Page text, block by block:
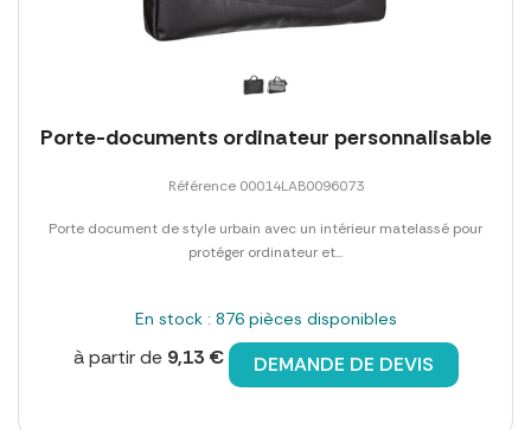
Porte-documents ordinateur personnalisable
Référence 00014LAB0096073
Porte document de style urbain avec un intérieur matelassé pour
protéger ordinateur et...
En stock : 876 pièces disponibles
à partir de 9,13 € DEMANDE DE DEVIS